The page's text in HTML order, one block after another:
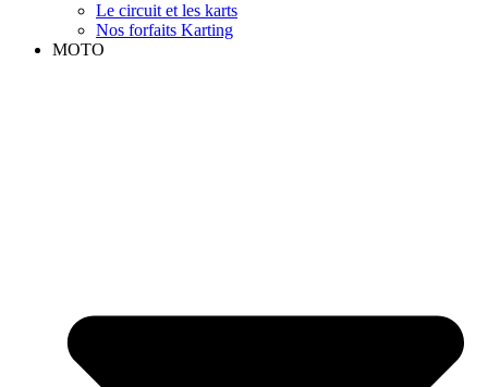
Le circuit et les karts
Nos forfaits Karting
MOTO